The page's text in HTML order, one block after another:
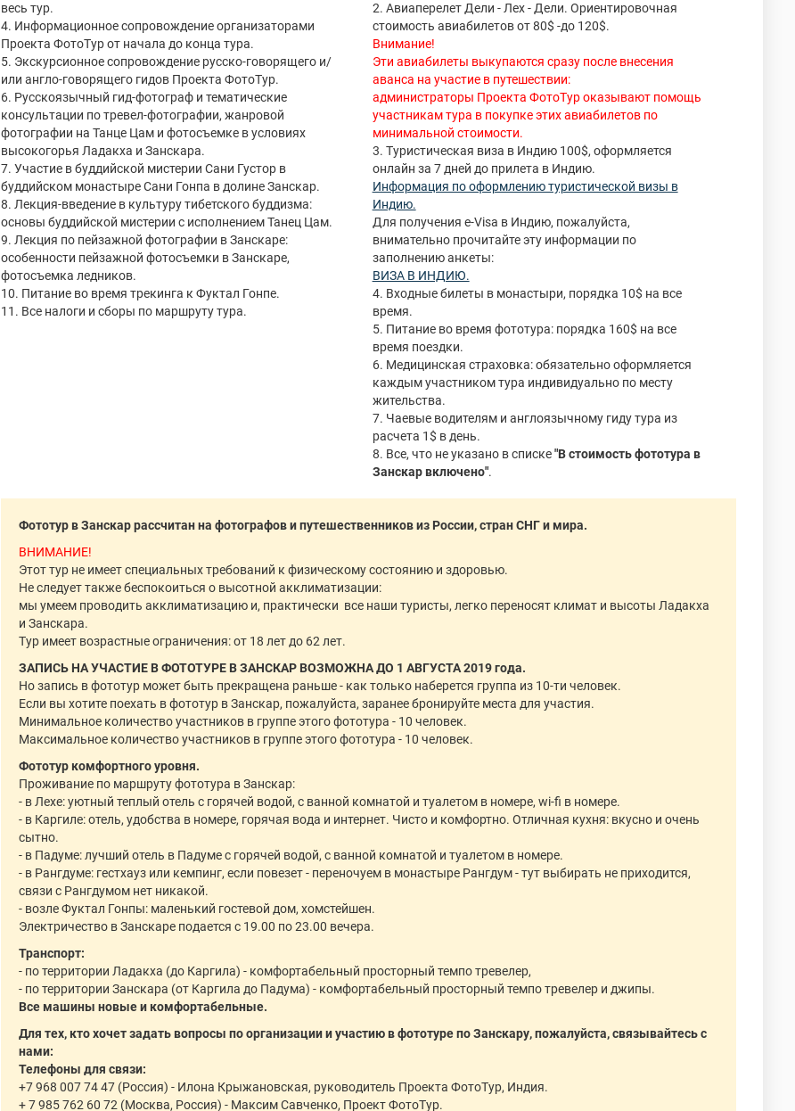
весь тур.
4. Информационное сопровождение организаторами
Проекта ФотоТур от начала до конца тура.
5. Экскурсионное сопровождение русско-говорящего и/
или англо-говорящего гидов Проекта ФотоТур.
6. Русскоязычный гид-фотограф и тематические
консультации по тревел-фотографии, жанровой
фотографии на Танце Цам и фотосъемке в условиях
высокогорья Ладакха и Занскара.
7. Участие в буддийской мистерии Сани Густор в
буддийском монастыре Сани Гонпа в долине Занскар.
8. Лекция-введение в культуру тибетского буддизма:
основы буддийской мистерии с исполнением Танец Цам.
9. Лекция по пейзажной фотографии в Занскаре:
особенности пейзажной фотосъемки в Занскаре,
фотосъемка ледников.
10. Питание во время трекинга к Фуктал Гонпе.
11. Все налоги и сборы по маршруту тура.
2. Авиаперелет Дели - Лех - Дели. Ориентировочная
стоимость авиабилетов от 80$ -до 120$.
Внимание!
Эти авиабилеты выкупаются сразу после внесения
аванса на участие в путешествии:
администраторы Проекта ФотоТур оказывают помощь
участникам тура в покупке этих авиабилетов по
минимальной стоимости.
3. Туристическая виза в Индию 100$, оформляется
онлайн за 7 дней до прилета в Индию.
Информация по оформлению туристической визы в
Индию.
Для получения e-Visa в Индию, пожалуйста,
внимательно прочитайте эту информации по
заполнению анкеты:
ВИЗА В ИНДИЮ.
4. Входные билеты в монастыри, порядка 10$ на все
время.
5. Питание во время фототура: порядка 160$ на все
время поездки.
6. Медицинская страховка: обязательно оформляется
каждым участником тура индивидуально по месту
жительства.
7. Чаевые водителям и англоязычному гиду тура из
расчета 1$ в день.
8. Все, что не указано в списке"В стоимость фототура в
Занскар включено".
Фототур в Занскар рассчитан на фотографов и путешественников из России, стран СНГ и мира.
ВНИМАНИЕ!
Этот тур не имеет специальных требований к физическому состоянию и здоровью.
Не следует также беспокоиться о высотной акклиматизации:
мы умеем проводить акклиматизацию и, практически все наши туристы, легко переносят климат и высоты Ладакха
и Занскара.
Тур имеет возрастные ограничения: от 18 лет до 62 лет.
ЗАПИСЬ НА УЧАСТИЕ В ФОТОТУРЕ В ЗАНСКАР ВОЗМОЖНА ДО 1 АВГУСТА 2019 года.
Но запись в фототур может быть прекращена раньше - как только наберется группа из 10-ти человек.
Если вы хотите поехать в фототур в Занскар, пожалуйста, заранее бронируйте места для участия.
Минимальное количество участников в группе этого фототура - 10 человек.
Максимальное количество участников в группе этого фототура - 10 человек.
Фототур комфортного уровня.
Проживание по маршруту фототура в Занскар:
- в Лехе: уютный теплый отель с горячей водой, с ванной комнатой и туалетом в номере, wi-fi в номере.
- в Каргиле: отель, удобства в номере, горячая вода и интернет. Чисто и комфортно. Отличная кухня: вкусно и очень
сытно.
- в Падуме: лучший отель в Падуме с горячей водой, с ванной комнатой и туалетом в номере.
- в Рангдуме: гестхауз или кемпинг, если повезет - переночуем в монастыре Рангдум - тут выбирать не приходится,
связи с Рангдумом нет никакой.
- возле Фуктал Гонпы: маленький гостевой дом, хомстейшен.
Электричество в Занскаре подается с 19.00 по 23.00 вечера.
Транспорт:
- по территории Ладакха (до Каргила) - комфортабельный просторный темпо тревелер,
- по территории Занскара (от Каргила до Падума) - комфортабельный просторный темпо тревелер и джипы.
Все машины новые и комфортабельные.
Для тех, кто хочет задать вопросы по организации и участию в фототуре по Занскару, пожалуйста, связывайтесь с
нами:
Телефоны для связи:
+7 968 007 74 47 (Россия) - Илона Крыжановская, руководитель Проекта ФотоТур, Индия.
+ 7 985 762 60 72 (Москва, Россия) - Максим Савченко, Проект ФотоТур.